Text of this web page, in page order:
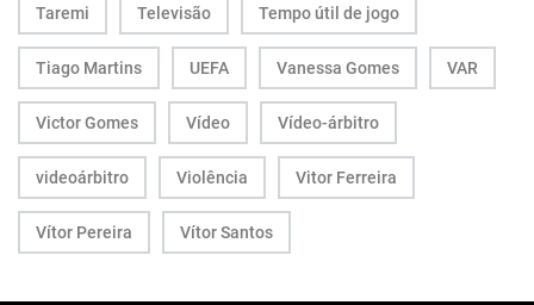
Taremi Televisão Tempo útil de jogo
Tiago Martins UEFA Vanessa Gomes VAR
Victor Gomes Vídeo Vídeo-árbitro
videoárbitro Violência Vitor Ferreira
Vítor Pereira Vítor Santos